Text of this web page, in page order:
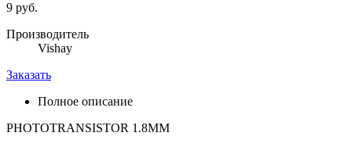
9 руб.
Производитель
Vishay
Заказать
Полное описание
PHOTOTRANSISTOR 1.8MM